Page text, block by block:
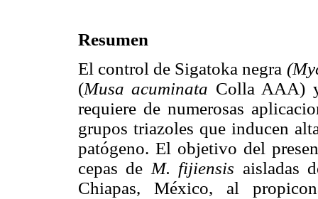
Resumen
El control de Sigatoka negra
(Musa acuminata Colla AAA)
requiere de numerosas
grupos triazoles que inducen
patógeno. El objetivo del
cepas deM. fijiensis aisladas
Chiapas, México, al